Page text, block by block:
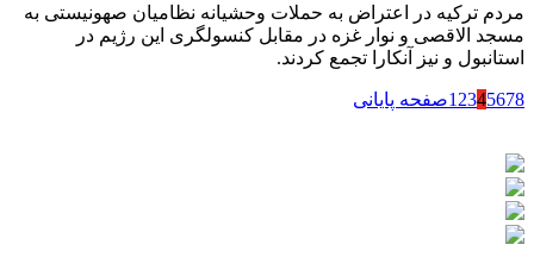
مردم ترکیه در اعتراض به حملات وحشیانه نظامیان صهونیستی به
مسجد الاقصی و نوار غزه در مقابل کنسولگری این رژیم در
استانبول و نیز آنکارا تجمع کردند.
1 2345678 صفحه پایانی